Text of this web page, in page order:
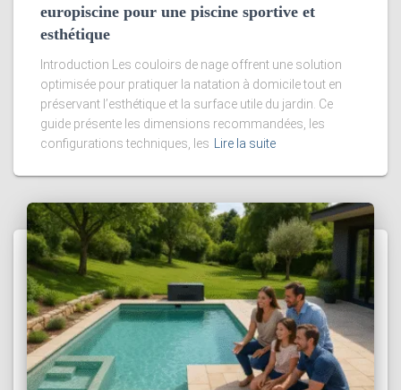
europiscine pour une piscine sportive et
esthétique
Introduction Les couloirs de nage offrent une solution
optimisée pour pratiquer la natation à domicile tout en
préservant l’esthétique et la surface utile du jardin. Ce
guide présente les dimensions recommandées, les
configurations techniques, les Lire la suite